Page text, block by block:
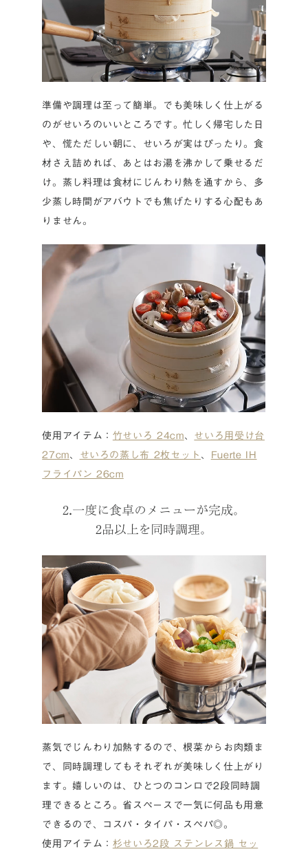
準備や調理は至って簡単。でも美味しく仕上がる
のがせいろのいいところです。忙しく帰宅した日
や、慌ただしい朝に、せいろが実はぴったり。食
材さえ詰めれば、あとはお湯を沸かして乗せるだ
け。蒸し料理は食材にじんわり熱を通すから、多
少蒸し時間がアバウトでも焦げたりする心配もあ
りません。
使用アイテム： 竹せいろ 24cm、 せいろ用受け台
27cm、 せいろの蒸し布 2枚セット 、
Fuerte IH
フライパン 26cm
2.一度に食卓のメニューが完成。
2品以上を同時調理。
蒸気でじんわり加熱するので、根菜からお肉類ま
で、同時調理してもそれぞれが美味しく仕上がり
ます。嬉しいのは、ひとつのコンロで2段同時調
理できるところ。省スペースで一気に何品も用意
できるので、コスパ・タイパ・スペパ◎。
使用アイテム： 杉せいろ2段 ステンレス鍋 セッ